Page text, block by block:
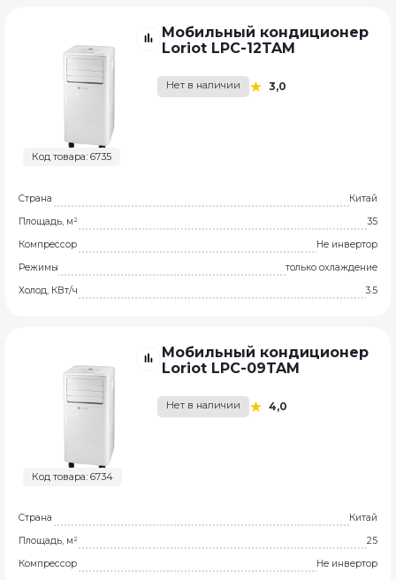
Код товара: 6735
Мобильный кондиционер
Loriot LPC-12TAM
Нет в наличии 3,0
Страна
Китай
Площадь, м²
35
Компрессор
Не инвертор
Режимы
только охлаждение
Холод, КВт/ч
3.5
Код товара: 6734
Мобильный кондиционер
Loriot LPC-09TAM
Нет в наличии 4,0
Страна
Китай
Площадь, м²
25
Компрессор
Не инвертор